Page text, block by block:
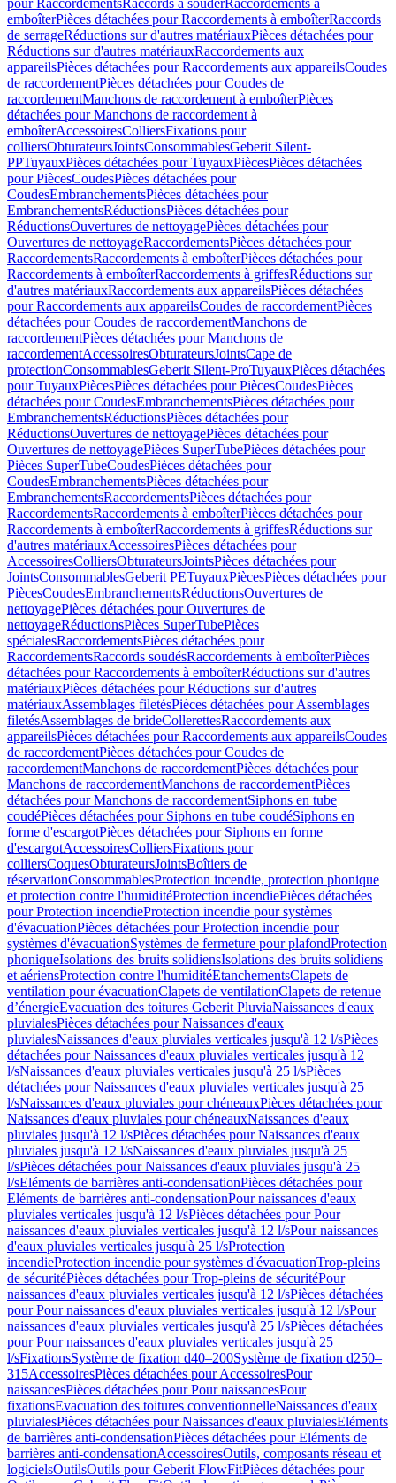
pour RaccordementsRaccords à souderRaccordements à
emboîterPièces détachées pour Raccordements à emboîterRaccords
de serrageRéductions sur d'autres matériauxPièces détachées pour
Réductions sur d'autres matériauxRaccordements aux
appareilsPièces détachées pour Raccordements aux appareilsCoudes
de raccordementPièces détachées pour Coudes de
raccordementManchons de raccordement à emboîterPièces
détachées pour Manchons de raccordement à
emboîterAccessoiresColliersFixations pour
colliersObturateursJointsConsommablesGeberit Silent-
PPTuyauxPièces détachées pour TuyauxPiècesPièces détachées
pour PiècesCoudesPièces détachées pour
CoudesEmbranchementsPièces détachées pour
EmbranchementsRéductionsPièces détachées pour
RéductionsOuvertures de nettoyagePièces détachées pour
Ouvertures de nettoyageRaccordementsPièces détachées pour
RaccordementsRaccordements à emboîterPièces détachées pour
Raccordements à emboîterRaccordements à griffesRéductions sur
d'autres matériauxRaccordements aux appareilsPièces détachées
pour Raccordements aux appareilsCoudes de raccordementPièces
détachées pour Coudes de raccordementManchons de
raccordementPièces détachées pour Manchons de
raccordementAccessoiresObturateursJointsCape de
protectionConsommablesGeberit Silent-ProTuyauxPièces détachées
pour TuyauxPiècesPièces détachées pour PiècesCoudesPièces
détachées pour CoudesEmbranchementsPièces détachées pour
EmbranchementsRéductionsPièces détachées pour
RéductionsOuvertures de nettoyagePièces détachées pour
Ouvertures de nettoyagePièces SuperTubePièces détachées pour
Pièces SuperTubeCoudesPièces détachées pour
CoudesEmbranchementsPièces détachées pour
EmbranchementsRaccordementsPièces détachées pour
RaccordementsRaccordements à emboîterPièces détachées pour
Raccordements à emboîterRaccordements à griffesRéductions sur
d'autres matériauxAccessoiresPièces détachées pour
AccessoiresColliersObturateursJointsPièces détachées pour
JointsConsommablesGeberit PETuyauxPiècesPièces détachées pour
PiècesCoudesEmbranchementsRéductionsOuvertures de
nettoyagePièces détachées pour Ouvertures de
nettoyageRéductionsPièces SuperTubePièces
spécialesRaccordementsPièces détachées pour
RaccordementsRaccords soudésRaccordements à emboîterPièces
détachées pour Raccordements à emboîterRéductions sur d'autres
matériauxPièces détachées pour Réductions sur d'autres
matériauxAssemblages filetésPièces détachées pour Assemblages
filetésAssemblages de brideCollerettesRaccordements aux
appareilsPièces détachées pour Raccordements aux appareilsCoudes
de raccordementPièces détachées pour Coudes de
raccordementManchons de raccordementPièces détachées pour
Manchons de raccordementManchons de raccordementPièces
détachées pour Manchons de raccordementSiphons en tube
coudéPièces détachées pour Siphons en tube coudéSiphons en
forme d'escargotPièces détachées pour Siphons en forme
d'escargotAccessoiresColliersFixations pour
colliersCoquesObturateursJointsBoîtiers de
réservationConsommablesProtection incendie, protection phonique
et protection contre l'humiditéProtection incendiePièces détachées
pour Protection incendieProtection incendie pour systèmes
d'évacuationPièces détachées pour Protection incendie pour
systèmes d'évacuationSystèmes de fermeture pour plafondProtection
phoniqueIsolations des bruits solidiensIsolations des bruits solidiens
et aériensProtection contre l'humiditéEtanchementsClapets de
ventilation pour évacuationClapets de ventilationClapets de retenue
d’énergieEvacuation des toitures Geberit PluviaNaissances d'eaux
pluvialesPièces détachées pour Naissances d'eaux
pluvialesNaissances d'eaux pluviales verticales jusqu'à 12 l/sPièces
détachées pour Naissances d'eaux pluviales verticales jusqu'à 12
l/sNaissances d'eaux pluviales verticales jusqu'à 25 l/sPièces
détachées pour Naissances d'eaux pluviales verticales jusqu'à 25
l/sNaissances d'eaux pluviales pour chéneauxPièces détachées pour
Naissances d'eaux pluviales pour chéneauxNaissances d'eaux
pluviales jusqu'à 12 l/sPièces détachées pour Naissances d'eaux
pluviales jusqu'à 12 l/sNaissances d'eaux pluviales jusqu'à 25
l/sPièces détachées pour Naissances d'eaux pluviales jusqu'à 25
l/sEléments de barrières anti-condensationPièces détachées pour
Eléments de barrières anti-condensationPour naissances d'eaux
pluviales verticales jusqu'à 12 l/sPièces détachées pour Pour
naissances d'eaux pluviales verticales jusqu'à 12 l/sPour naissances
d'eaux pluviales verticales jusqu'à 25 l/sProtection
incendieProtection incendie pour systèmes d'évacuationTrop-pleins
de sécuritéPièces détachées pour Trop-pleins de sécuritéPour
naissances d'eaux pluviales verticales jusqu'à 12 l/sPièces détachées
pour Pour naissances d'eaux pluviales verticales jusqu'à 12 l/sPour
naissances d'eaux pluviales verticales jusqu'à 25 l/sPièces détachées
pour Pour naissances d'eaux pluviales verticales jusqu'à 25
l/sFixationsSystème de fixation d40–200Système de fixation d250–
315AccessoiresPièces détachées pour AccessoiresPour
naissancesPièces détachées pour Pour naissancesPour
fixationsEvacuation des toitures conventionnelleNaissances d'eaux
pluvialesPièces détachées pour Naissances d'eaux pluvialesEléments
de barrières anti-condensationPièces détachées pour Eléments de
barrières anti-condensationAccessoiresOutils, composants réseau et
logicielsOutilsOutils pour Geberit FlowFitPièces détachées pour